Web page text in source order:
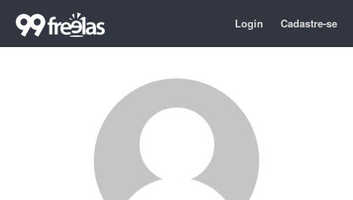
Login Cadastre-se